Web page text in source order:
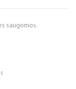
saugomos.